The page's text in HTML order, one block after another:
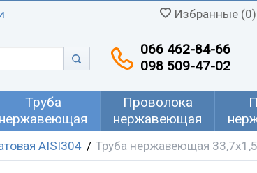
Избранные (0)
066 462-84-66
098 509-47-02
Труба
нержавеющая
Проволока
нержавеющая
AISI304 Труба нержавеющая